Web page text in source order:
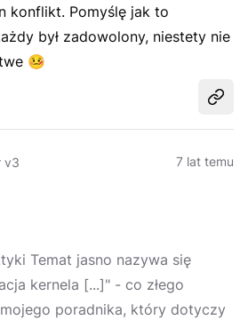
konflikt. Pomyślę jak to
był zadowolony, niestety nie
🤒
v3 7 lat temu
Temat jasno nazywa się
kernela [...]" - co złego
poradnika, który dotyczy